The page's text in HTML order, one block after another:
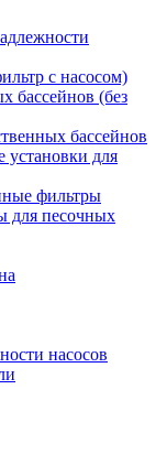
с насосом)
бассейнов (без
бассейнов
для
фильтры
для песочных
насосов